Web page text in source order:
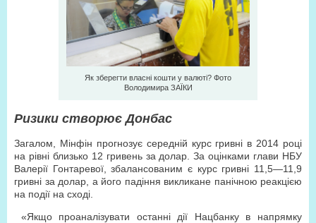
Як зберегти власні кошти у валюті? Фото
Володимира ЗAЇКИ
Ризики створює Донбас
Загалом, Мінфін прогнозує середній курс гривні в 2014 році
на рівні близько 12 гривень за долар. За оцінками глави НБУ
Валерії Гонтаревої, збалансованим є курс гривні 11,5—11,9
гривні за долар, а його падіння викликане панічною реакцією
на події на сході.
«Якщо проаналізувати останні дії Нацбанку в напрямку